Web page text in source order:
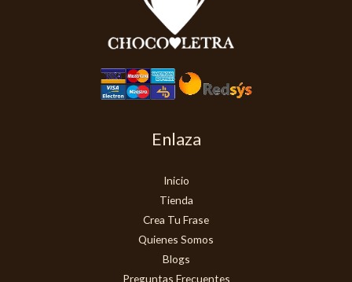
Enlaza
Inicio
Tienda
Crea Tu Frase
Quienes Somos
Blogs
Preguntas Frecuentes